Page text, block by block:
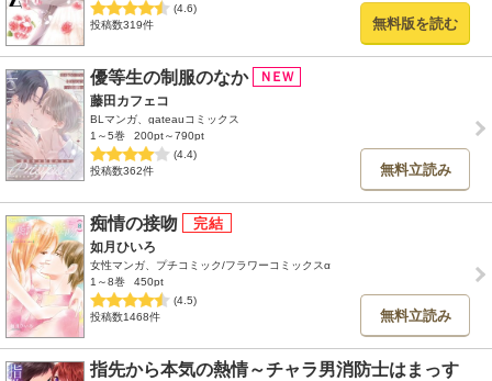
(4.6)
投稿数319件
無料版を読む
優等生の制服のなか
藤田カフェコ
BLマンガ、gateauコミックス
1～5巻
200pt～790pt
(4.4)
投稿数362件
無料立読み
痴情の接吻
如月ひいろ
女性マンガ、プチコミック/フラワーコミックスα
1～8巻
450pt
(4.5)
投稿数1468件
無料立読み
指先から本気の熱情～チャラ男消防士はまっす